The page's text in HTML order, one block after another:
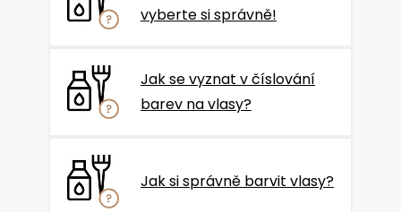
vyberte si správně!
Jak se vyznat v číslování
barev na vlasy?
Jak si správně barvit vlasy?